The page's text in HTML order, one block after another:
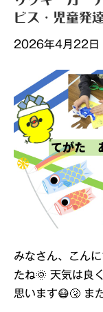
ビス・児童発
2026年4月22日
みなさん、こん
たね🌞 天気は良
思います😷🤧 ま